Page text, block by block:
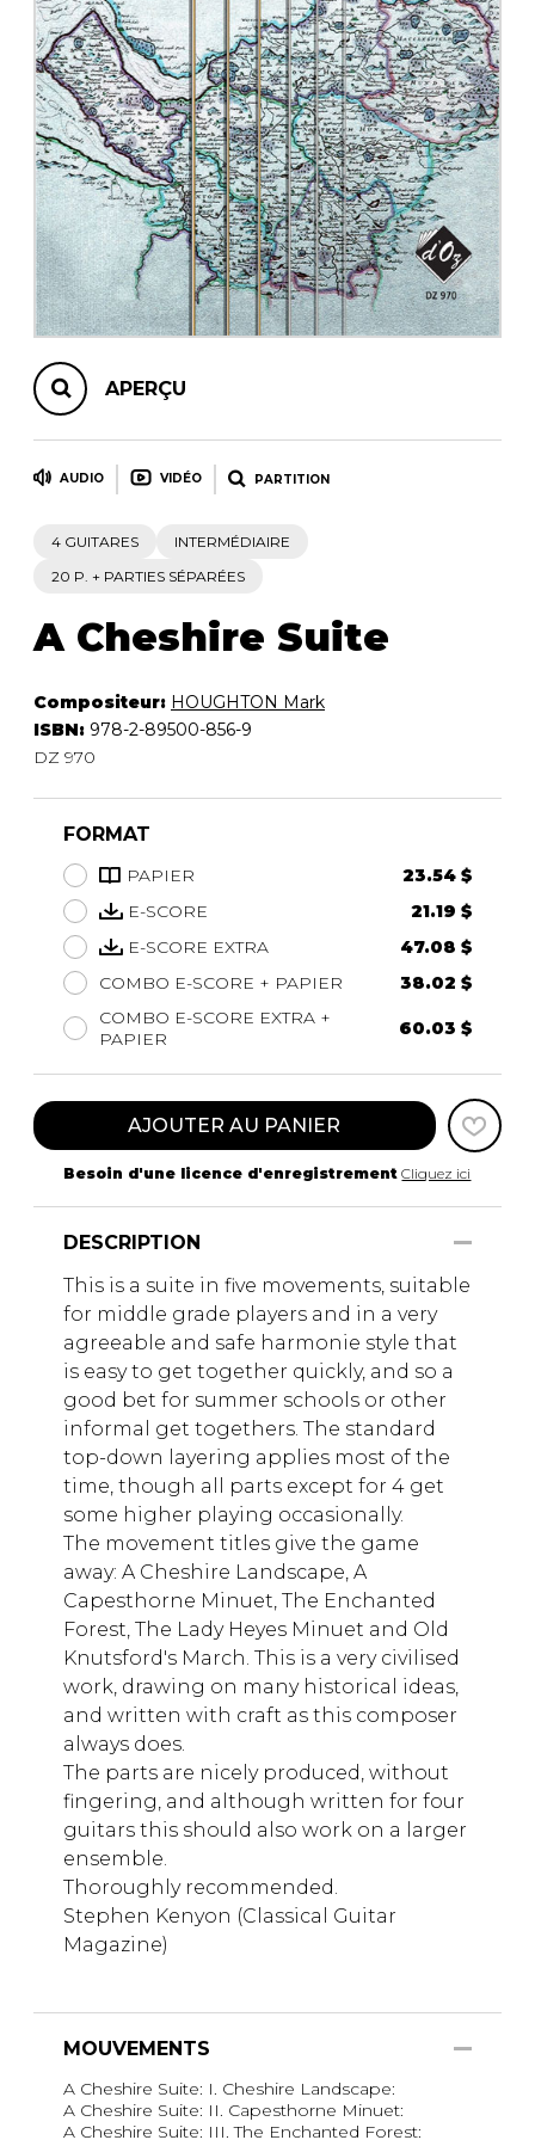
AUTRES PRODUITS
APERÇU
AUDIO VIDÉO PARTITION
4 GUITARES
INTERMÉDIAIRE
20 P. + PARTIES SÉPARÉES
A Cheshire Suite
Compositeur: HOUGHTON Mark
ISBN: 978-2-89500-856-9
DZ 970
FORMAT
PAPIER
23.54 $
E-SCORE
21.19 $
E-SCORE EXTRA
47.08 $
COMBO E-SCORE + PAPIER
38.02 $
COMBO E-SCORE EXTRA +
PAPIER
60.03 $
AJOUTER AU PANIER
Besoin d'une licence d'enregistrement Cliquez ici
DESCRIPTION
This is a suite in five movements, suitable
for middle grade players and in a very
agreeable and safe harmonie style that
is easy to get together quickly, and so a
good bet for summer schools or other
informal get togethers. The standard
top-down layering applies most of the
time, though all parts except for 4 get
some higher playing occasionally.
The movement titles give the game
away: A Cheshire Landscape, A
Capesthorne Minuet, The Enchanted
Forest, The Lady Heyes Minuet and Old
Knutsford's March. This is a very civilised
work, drawing on many historical ideas,
and written with craft as this composer
always does.
The parts are nicely produced, without
fingering, and although written for four
guitars this should also work on a larger
ensemble.
Thoroughly recommended.
Stephen Kenyon (Classical Guitar
Magazine)
MOUVEMENTS
A Cheshire Suite: I. Cheshire Landscape:
A Cheshire Suite: II. Capesthorne Minuet:
A Cheshire Suite: III. The Enchanted Forest: